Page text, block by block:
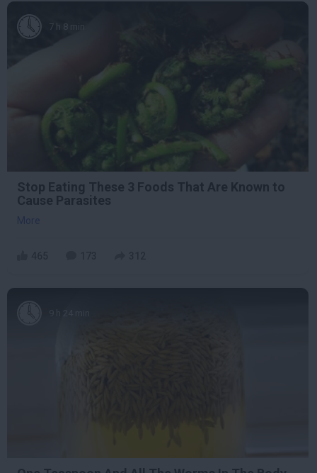
7 h 8 min
Stop Eating These 3 Foods That Are Known to
Cause Parasites
More